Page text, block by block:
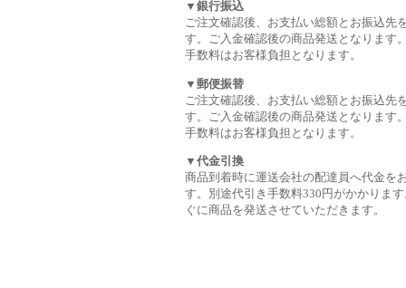
▼銀行振込
ご注文確認後、お支払い総額とお振込先
す。ご入金確認後の商品発送となります
手数料はお客様負担となります。
▼郵便振替
ご注文確認後、お支払い総額とお振込先
す。ご入金確認後の商品発送となります
手数料はお客様負担となります。
▼代金引換
商品到着時に運送会社の配達員へ代金を
す。別途代引き手数料330円がかかりま
ぐに商品を発送させていただきます。